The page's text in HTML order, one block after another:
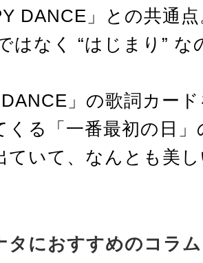
DANCE」との共通
はなく “はじまり” な
DANCE」の歌詞カー
くる「一番最初の日
ていて、なんとも美
タにおすすめのコラム